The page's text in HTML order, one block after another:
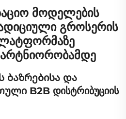
მოდელების
გროსერის
ბაზრებისა და
B2B დისტრიბუციის